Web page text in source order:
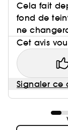
Cela fait
fond de
ne
Cet avis
Signaler ce